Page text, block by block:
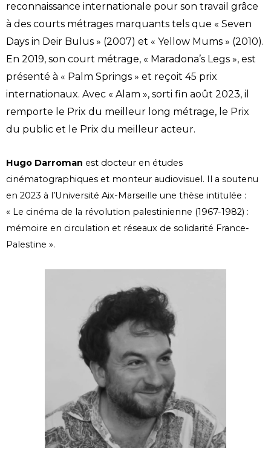
reconnaissance internationale pour son travail grâce
à des courts métrages marquants tels que « Seven
Days in Deir Bulus » (2007) et « Yellow Mums » (2010).
En 2019, son court métrage, « Maradona’s Legs », est
présenté à « Palm Springs » et reçoit 45 prix
internationaux. Avec « Alam », sorti fin août 2023, il
remporte le Prix du meilleur long métrage, le Prix
du public et le Prix du meilleur acteur.
Hugo Darroman est docteur en études
cinématographiques et monteur audiovisuel. Il a soutenu
en 2023 à l’Université Aix-Marseille une thèse intitulée :
« Le cinéma de la révolution palestinienne (1967-1982) :
mémoire en circulation et réseaux de solidarité France-
Palestine ».